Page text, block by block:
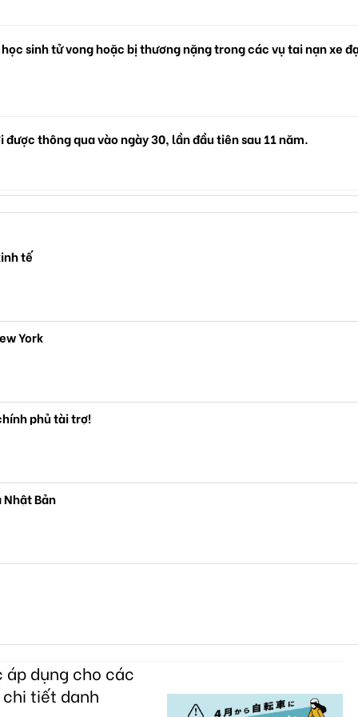
sinh tử vong hoặc bị thương nặng trong các vụ tai nạn xe
thông qua vào ngày 30, lần đầu tiên sau 11 năm.
tế
York
phủ tài trợ!
Nhật Bản
áp dụng cho các
tiết danh